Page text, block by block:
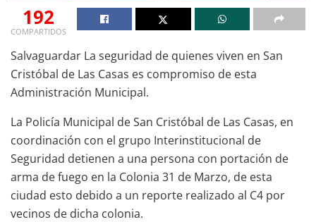
192
COMPARTIDOS
Salvaguardar La seguridad de quienes viven en San
Cristóbal de Las Casas es compromiso de esta
Administración Municipal.
La Policía Municipal de San Cristóbal de Las Casas, en
coordinación con el grupo Interinstitucional de
Seguridad detienen a una persona con portación de
arma de fuego en la Colonia 31 de Marzo, de esta
ciudad esto debido a un reporte realizado al C4 por
vecinos de dicha colonia.